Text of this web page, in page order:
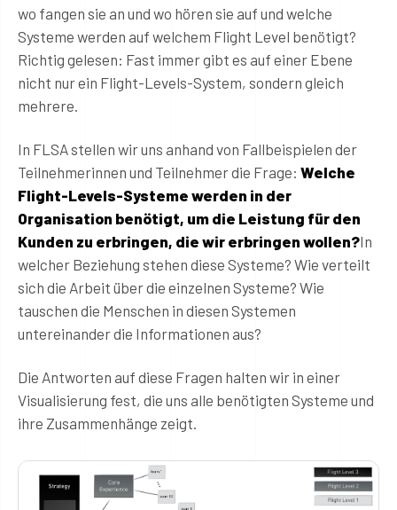
wo fangen sie an und wo hören sie auf und welche
Systeme werden auf welchem Flight Level benötigt?
Richtig gelesen: Fast immer gibt es auf einer Ebene
nicht nur ein Flight-Levels-System, sondern gleich
mehrere.
In FLSA stellen wir uns anhand von Fallbeispielen der
Teilnehmerinnen und Teilnehmer die Frage: Welche
Flight-Levels-Systeme werden in der
Organisation benötigt, um die Leistung für den
Kunden zu erbringen, die wir erbringen wollen?In
welcher Beziehung stehen diese Systeme? Wie verteilt
sich die Arbeit über die einzelnen Systeme? Wie
tauschen die Menschen in diesen Systemen
untereinander die Informationen aus?
Die Antworten auf diese Fragen halten wir in einer
Visualisierung fest, die uns alle benötigten Systeme und
ihre Zusammenhänge zeigt.